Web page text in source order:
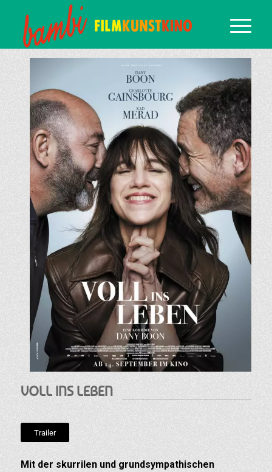
VOLL INS LEBEN
Trailer
Mit der skurrilen und grundsympathischen